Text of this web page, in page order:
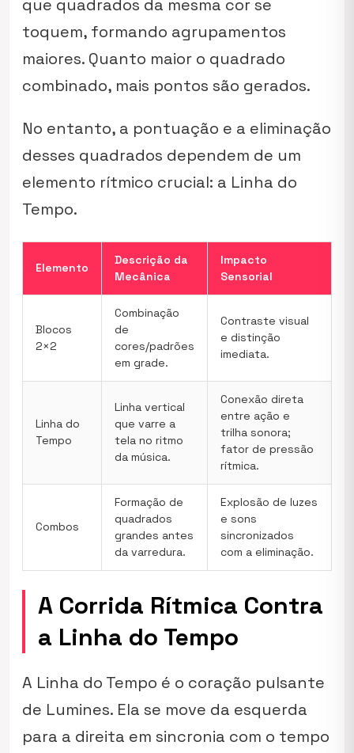
que quadrados da mesma cor se
toquem, formando agrupamentos
maiores. Quanto maior o quadrado
combinado, mais pontos são gerados.
No entanto, a pontuação e a eliminação
desses quadrados dependem de um
elemento rítmico crucial: a Linha do
Tempo.
Elemento
Descrição da
Mecânica
Impacto
Sensorial
Blocos
2×2
Combinação
de
cores/padrões
em grade.
Contraste visual
e distinção
imediata.
Linha do
Tempo
Linha vertical
que varre a
tela no ritmo
da música.
Conexão direta
entre ação e
trilha sonora;
fator de pressão
rítmica.
Combos
Formação de
quadrados
grandes antes
da varredura.
Explosão de luzes
e sons
sincronizados
com a eliminação.
A Corrida Rítmica Contra
a Linha do Tempo
A Linha do Tempo é o coração pulsante
de Lumines. Ela se move da esquerda
para a direita em sincronia com o tempo